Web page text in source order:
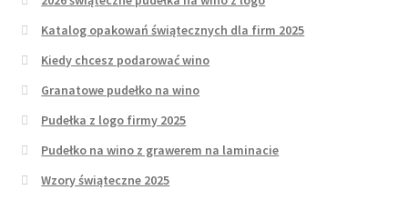
Katalog opakowań świątecznych dla firm 2025
Kiedy chcesz podarować wino
Granatowe pudełko na wino
Pudełka z logo firmy 2025
Pudełko na wino z grawerem na laminacie
Wzory świąteczne 2025